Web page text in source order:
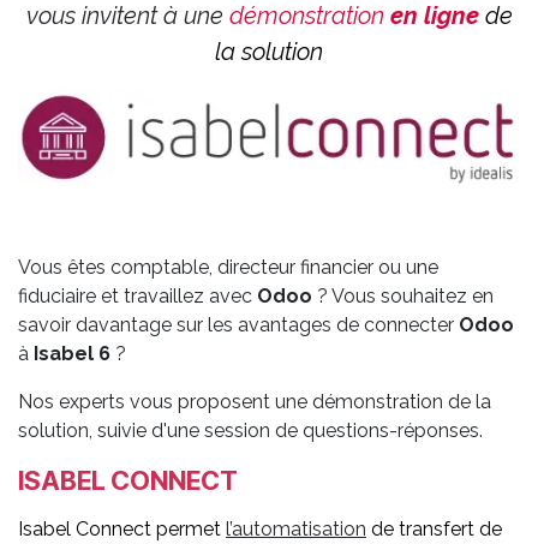
vous invitent à une démonstration en ligne de
la solution
Vous êtes comptable, directeur financier ou une
fiduciaire et travaillez avec Odoo ? Vous souhaitez en
savoir davantage sur les avantages de connecter Odoo
à Isabel 6 ?
Nos experts vous proposent une démonstration de la
solution, suivie d'une session de questions-réponses.
ISABEL CONNECT
Isabel Connect permet l’automatisation de transfert de